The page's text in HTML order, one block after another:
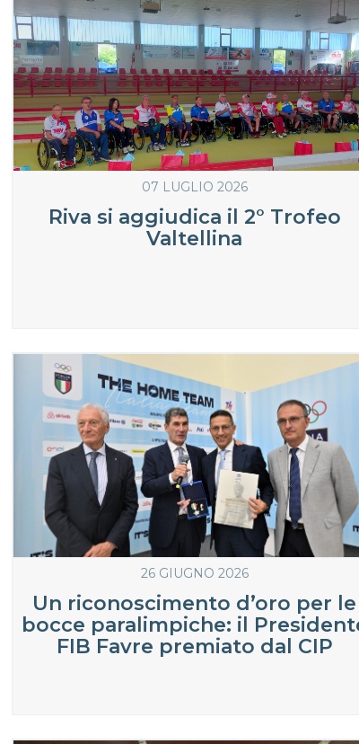
07 LUGLIO 2026
Riva si aggiudica il 2° Trofeo
Valtellina
26 GIUGNO 2026
Un riconoscimento d’oro per le
bocce paralimpiche: il
FIB Favre premiato dal CIP